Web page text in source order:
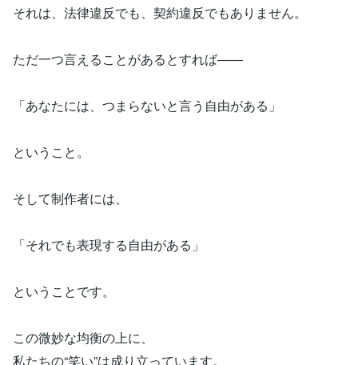
それは、法律違反でも、契約違反でもありません。
ただ一つ言えることがあるとすれば――
「あなたには、つまらないと言う自由がある」
ということ。
そして制作者には、
「それでも表現する自由がある」
ということです。
この微妙な均衡の上に、
私たちの“笑い”は成り立っています。